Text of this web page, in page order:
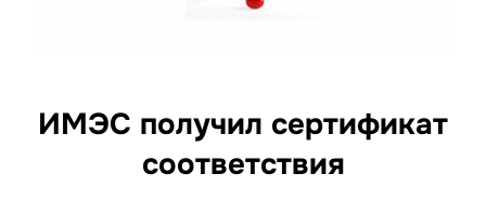
ИМЭС получил сертификат
соответствия